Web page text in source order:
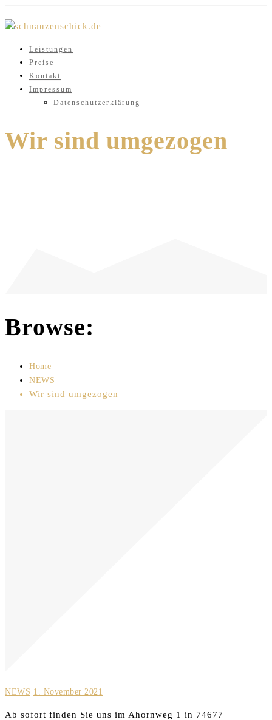
Skip
contentLeistungen
Preise
Kontakt
Impressum
Datenschutzerklärung
Wir sind umgezogen
Browse:
Home
NEWS
Wir sind umgezogen
NEWS 1. November 2021
Ab sofort finden Sie uns im Ahornweg 1 in 74677